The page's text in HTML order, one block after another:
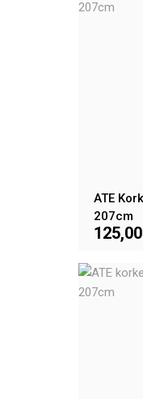
ATE
207cm